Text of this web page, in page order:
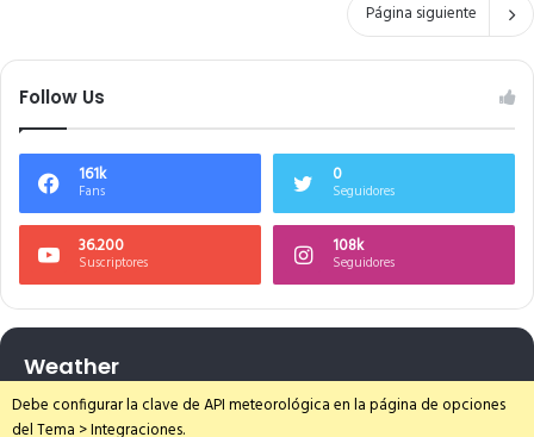
Página siguiente
Follow Us
161k
Fans
0
Seguidores
36.200
Suscriptores
108k
Seguidores
Weather
Debe configurar la clave de API meteorológica en la página de opciones
del Tema > Integraciones.